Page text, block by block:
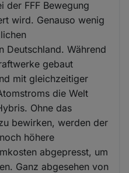
der FFF Bewegung
wird. Genauso wenig
Deutschland. Während
gebaut
mit gleichzeitiger
die Welt
Ohne das
bewirken, werden der
höhere
abgepresst, um
Ganz abgesehen von